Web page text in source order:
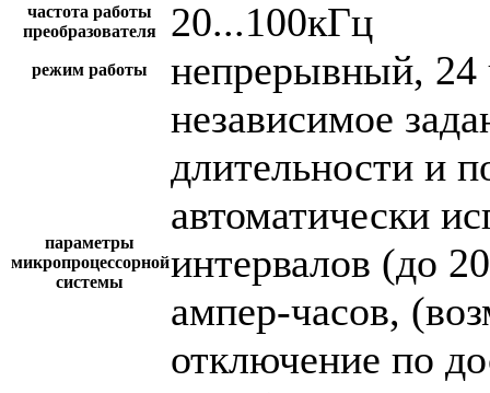
частота работы
преобразователя
20...100кГц
режим работы непрерывный, 24
параметры
микропроцессорной
системы
независимое
длительности и
автоматически
интервалов (до
ампер-часов,
отключение по